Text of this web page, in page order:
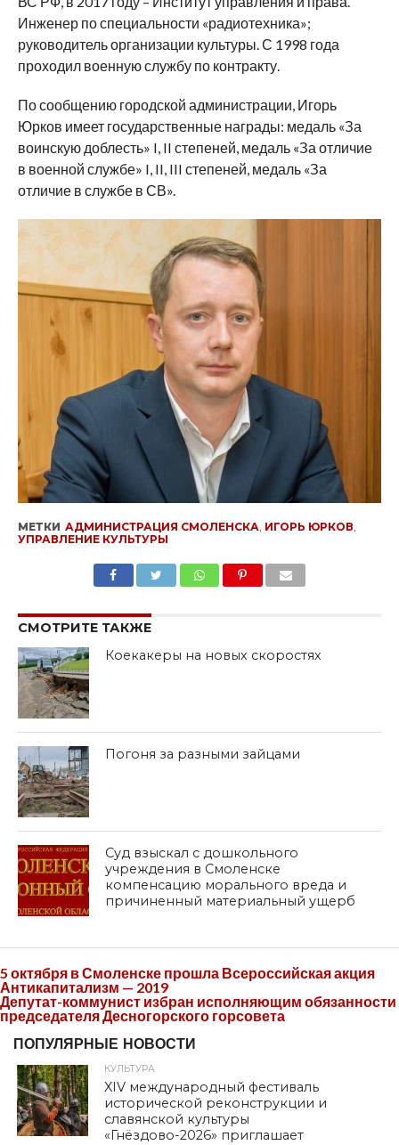
Инженер по специальности «радиотехника»;
руководитель организации культуры. С 1998 года
проходил военную службу по контракту.
По сообщению городской администрации, Игорь
Юрков имеет государственные награды: медаль «За
воинскую доблесть» I, II степеней, медаль «За отличие
в военной службе» I, II, III степеней, медаль «За
отличие в службе в СВ».
МЕТКИ АДМИНИСТРАЦИЯ СМОЛЕНСКА, ИГОРЬ ЮРКОВ,
УПРАВЛЕНИЕ КУЛЬТУРЫ
СМОТРИТЕ ТАКЖЕ
Коекакеры на новых скоростях
Погоня за разными зайцами
Суд взыскал с дошкольного
учреждения в Смоленске
компенсацию морального вреда и
причиненный материальный ущерб
5 октября в Смоленске прошла Всероссийская акция
Антикапитализм — 2019
Депутат-коммунист избран исполняющим обязанности
председателя Десногорского горсовета
ПОПУЛЯРНЫЕ НОВОСТИ
КУЛЬТУРА
XIV международный фестиваль
исторической реконструкции и
славянской культуры
«Гнёздово-2026» приглашает